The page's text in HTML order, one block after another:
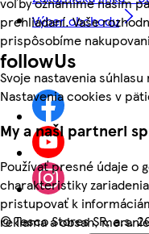
prehliadaní. Vaše
prispôsobíme
Svoje nastavenia
Nastavenia cookies v
My a naši partneri
Používať presné údaje o
charakteristiky
pristupovať k
reklama a obsah,
Výber obchodu
followUs
©Tesco Stores SR, a.s.